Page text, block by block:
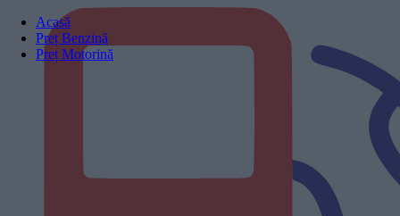
Acasă
Preț Benzină
Preț Motorină